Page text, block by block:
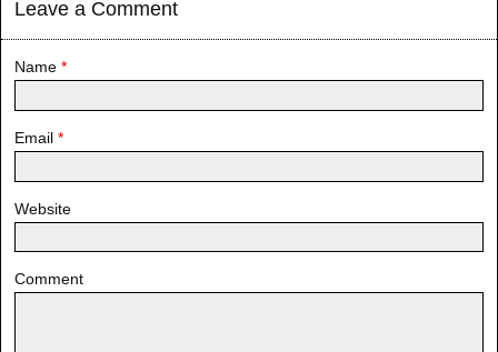
Leave a Comment
Name *
Email *
Website
Comment